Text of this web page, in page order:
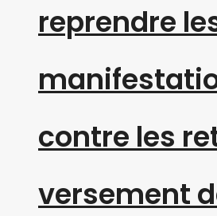
reprendre
contre les
versement